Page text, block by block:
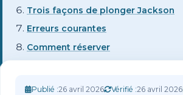
Publié :26 avril 2026 Vérifié :26 avril 2026
Trois façons de plonger Jackson
Erreurs courantes
Comment réserver